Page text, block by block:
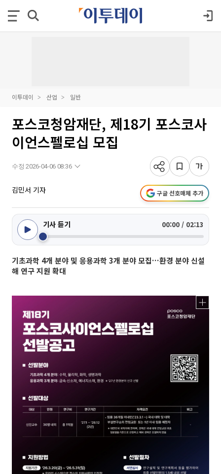
이투데이 산업 일반
포스코청암재단, 제18기 포스코사
이언스펠로십 모집
수정 2026-04-06 08:36
김민서 기자 구글 선호매체 추가
기사 듣기 00:00 / 02:13
기초과학 4개 분야 및 응용과학 3개 분야 모집…환경 분야 신설
해 연구 지원 확대